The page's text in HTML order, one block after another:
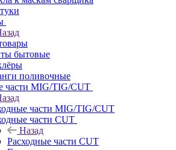
бытовые
поливочные
части MIG/TIG/CUT
части MIG/TIG/CUT
части CUT
Назад
Расходные части CUT